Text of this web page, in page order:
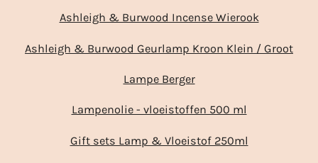
Ashleigh & Burwood Incense Wierook
Ashleigh & Burwood Geurlamp Kroon Klein / Groot
Lampe Berger
Lampenolie - vloeistoffen 500 ml
Gift sets Lamp & Vloeistof 250ml